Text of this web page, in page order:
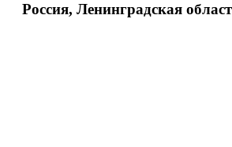
Россия, Ленинградская